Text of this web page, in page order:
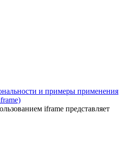
и примеры применения
iframe представляет